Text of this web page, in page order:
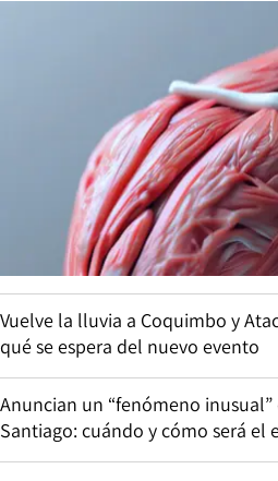
Vuelve la lluvia a Coquimbo y
qué se espera del nuevo evento
Anuncian un “fenómeno
Santiago: cuándo y cómo será el